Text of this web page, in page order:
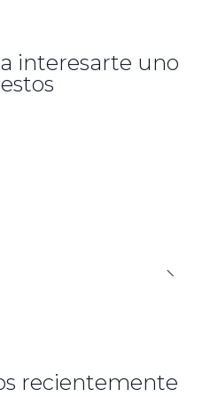
interesarte uno
recientemente